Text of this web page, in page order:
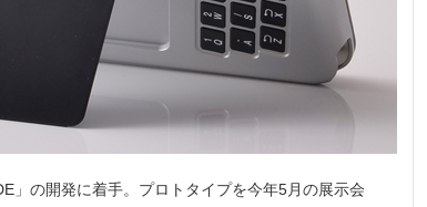
の開発に着手。プロトタイプを今年5月の展示会